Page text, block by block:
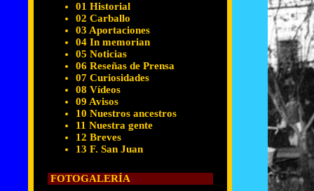
01 Historial
02 Carballo
03 Aportaciones
04 In memorian
05 Noticias
06 Reseñas de Prensa
07 Curiosidades
08 Vídeos
09 Avisos
10 Nuestros ancestros
11 Nuestra gente
12 Breves
13 F. San Juan
FOTOGALERÍA